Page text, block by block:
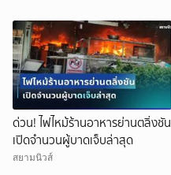
ด่วน! ไฟไหม้ร้านอาหารย่านตลิ่งชัน
เปิดจำนวนผู้บาดเจ็บล่าสุด
สยามนิวส์